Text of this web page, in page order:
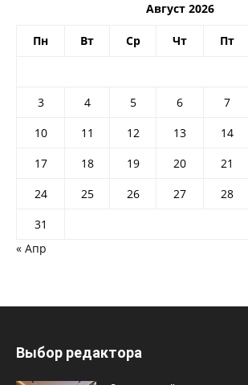
Август 2026
Пн Вт Ср Чт Пт
3
4 5 6 7
10
11 12 13 14
17
18 19 20 21
24
25 26 27 28
31
« Апр
Выбор редактора